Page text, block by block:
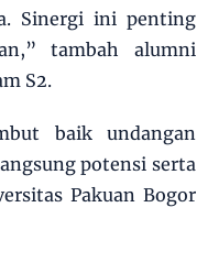
Sinergi ini penting
tambah alumni
S2.
baik undangan
potensi serta
Pakuan Bogor